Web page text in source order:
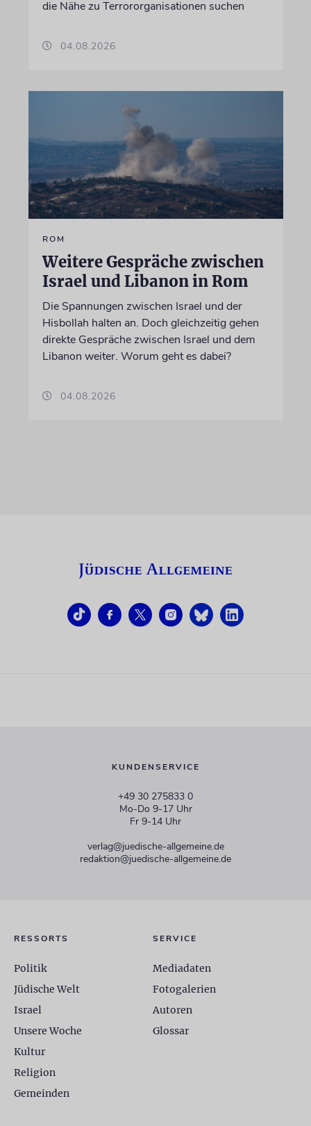
die Nähe zu Terrororganisationen suchen
04.08.2026
ROM
Weitere Gespräche zwischen
Israel und Libanon in Rom
Die Spannungen zwischen Israel und der
Hisbollah halten an. Doch gleichzeitig gehen
direkte Gespräche zwischen Israel und dem
Libanon weiter. Worum geht es dabei?
04.08.2026
KUNDENSERVICE
+49 30 275833 0
Mo-Do 9-17 Uhr
Fr 9-14 Uhr
verlag@juedische-allgemeine.de
redaktion@juedische-allgemeine.de
RESSORTS
Politik
Jüdische Welt
Israel
Unsere Woche
Kultur
Religion
Gemeinden
SERVICE
Mediadaten
Fotogalerien
Autoren
Glossar